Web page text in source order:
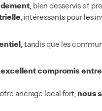
bien desservis et
, intéressants pour les
tandis que les
compromis
ancrage local fort, nous